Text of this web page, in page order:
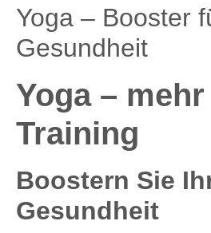
Yoga – Booster
Gesundheit
Yoga –
Training
Boostern Sie
Gesundheit